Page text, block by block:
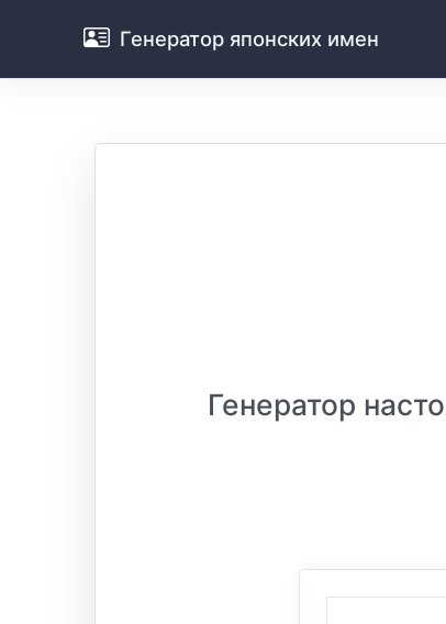
Генератор японских имен
Генератор